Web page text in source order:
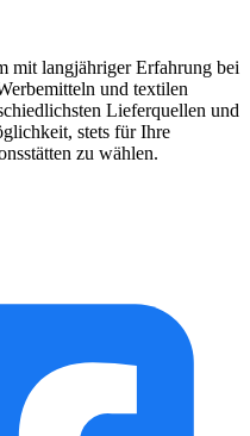
mit langjähriger Erfahrung bei
und textilen
Lieferquellen und
stets für Ihre
zu wählen.